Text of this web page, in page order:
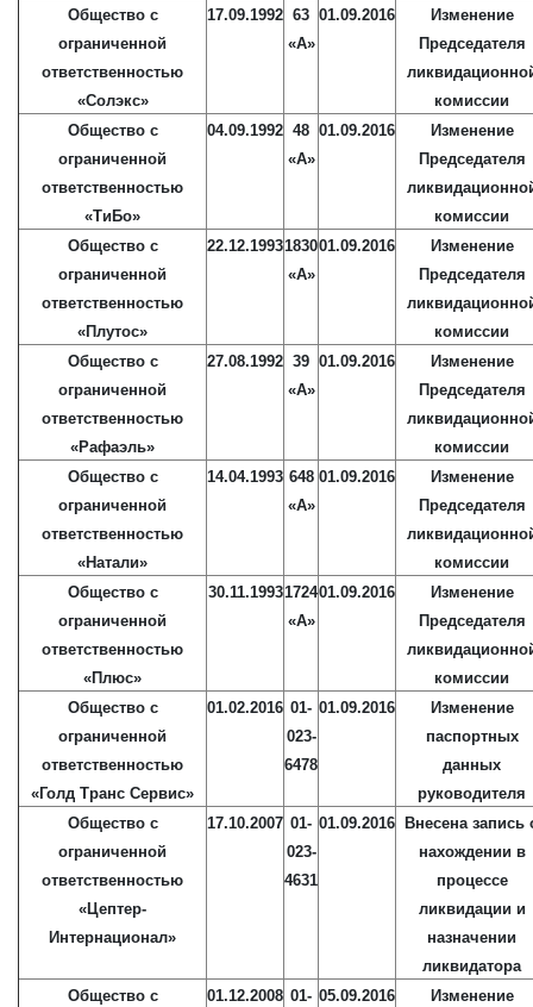
Общество с
ограниченной
ответственностью
«Солэкс»
17.09.1992 63
«А»
01.09.2016
Изменение
Председателя
комиссии
Общество с
ограниченной
ответственностью
«ТиБо»
04.09.1992 48
«А»
01.09.2016
Изменение
Председателя
комиссии
Общество с
ограниченной
ответственностью
«Плутос»
22.12.19931830
«А»
01.09.2016
Изменение
Председателя
комиссии
Общество с
ограниченной
ответственностью
«Рафаэль»
27.08.1992 39
«А»
01.09.2016
Изменение
Председателя
комиссии
Общество с
ограниченной
ответственностью
«Натали»
14.04.1993 648
«А»
01.09.2016
Изменение
Председателя
комиссии
Общество с
ограниченной
ответственностью
«Плюс»
30.11.19931724
«А»
01.09.2016
Изменение
Председателя
комиссии
Общество с
ограниченной
ответственностью
«Голд Транс Сервис»
01.02.2016 01-
023-
6478
01.09.2016
Изменение
паспортных
данных
руководителя
Общество с
ограниченной
ответственностью
«Цептер-
Интернационал»
17.10.2007 01-
023-
4631
01.09.2016
Внесена запись
нахождении в
процессе
ликвидации и
назначении
ликвидатора
Общество с
01.12.2008 01- 05.09.2016 Изменение